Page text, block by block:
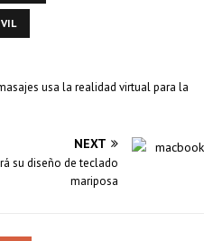
usa la realidad virtual para la
NEXT
su diseño de teclado
mariposa